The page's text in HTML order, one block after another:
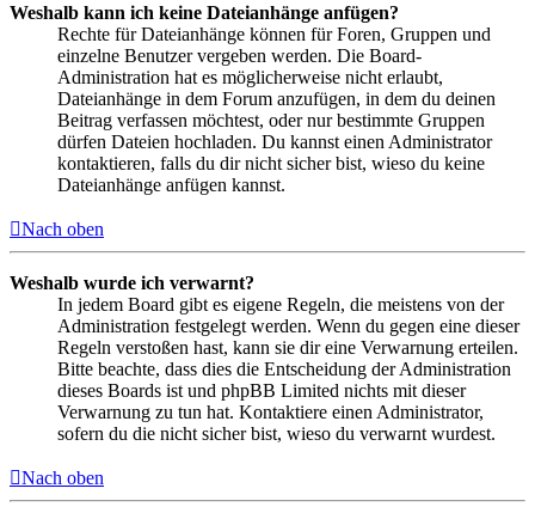
Weshalb kann ich keine Dateianhänge anfügen?
Rechte für Dateianhänge können für Foren, Gruppen und
einzelne Benutzer vergeben werden. Die Board-
Administration hat es möglicherweise nicht erlaubt,
Dateianhänge in dem Forum anzufügen, in dem du deinen
Beitrag verfassen möchtest, oder nur bestimmte Gruppen
dürfen Dateien hochladen. Du kannst einen Administrator
kontaktieren, falls du dir nicht sicher bist, wieso du keine
Dateianhänge anfügen kannst.
Nach oben
Weshalb wurde ich verwarnt?
In jedem Board gibt es eigene Regeln, die meistens von der
Administration festgelegt werden. Wenn du gegen eine dieser
Regeln verstoßen hast, kann sie dir eine Verwarnung erteilen.
Bitte beachte, dass dies die Entscheidung der Administration
dieses Boards ist und phpBB Limited nichts mit dieser
Verwarnung zu tun hat. Kontaktiere einen Administrator,
sofern du die nicht sicher bist, wieso du verwarnt wurdest.
Nach oben